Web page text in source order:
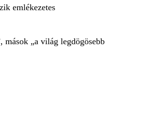
emlékezetes
mások „a világ legdögösebb